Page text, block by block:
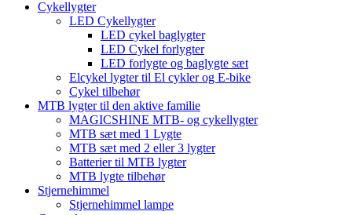
Cykellygter
LED Cykellygter
LED cykel baglygter
LED Cykel forlygter
LED forlygte og baglygte sæt
Elcykel lygter til El cykler og E-bike
Cykel tilbehør
MTB lygter til den aktive familie
MAGICSHINE MTB- og cykellygter
MTB sæt med 1 Lygte
MTB sæt med 2 eller 3 lygter
Batterier til MTB lygter
MTB lygte tilbehør
Stjernehimmel
Stjernehimmel lampe